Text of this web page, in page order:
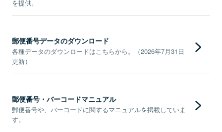
を提供。
郵便番号データのダウンロード
各種データのダウンロードはこちらから。（2026年7月31日
更新）
郵便番号・バーコードマニュアル
郵便番号や、バーコードに関するマニュアルを掲載していま
す。